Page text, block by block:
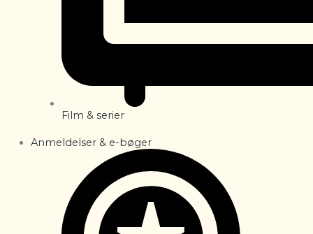
Film & serier
Anmeldelser & e-bøger